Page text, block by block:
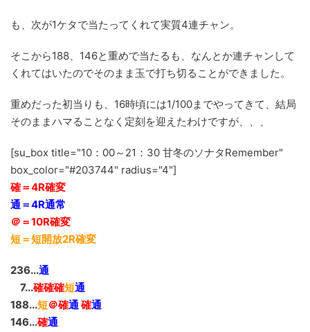
も、次が1ケタで当たってくれて実質4連チャン。
そこから188、146と重めで当たるも、なんとか連チャンして
くれてはいたのでそのまま玉で打ち切ることができました。
重めだった初当りも、16時頃には1/100までやってきて、結局
そのままハマることなく定刻を迎えたわけですが、、、
[su_box title="10：00～21：30 甘冬のソナタRemember"
box_color="#203744" radius="4"]
確＝4R確変
通＝4R通常
＠＝10R確変
短＝短開放2R確変
236...通
7...確確確短通
188...短＠確通確通
146...確通